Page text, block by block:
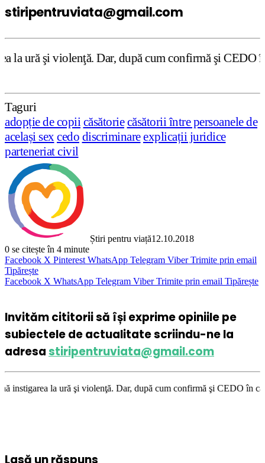
stiripentruviata@gmail.com
Dar, după cum confirmă şi CEDO în cazul
Taguri
adopție de copii căsătorie căsătorii între persoanele de
același sexcedo discriminareexplicații juridice
parteneriat civil
Știri pentru viață12.10.2018
0 se citește în 4 minute
Facebook X Pinterest WhatsApp Telegram Viber Trimite prin email
Tipărește
Facebook X WhatsApp Telegram Viber Trimite prin email Tipărește
Invităm cititorii să își exprime opiniile pe
subiectele de actualitate scriindu-ne la
adresastiripentruviata@gmail.com
şi violenţă. Dar, după cum confirmă şi CEDO în cazul
Lasă un răspuns